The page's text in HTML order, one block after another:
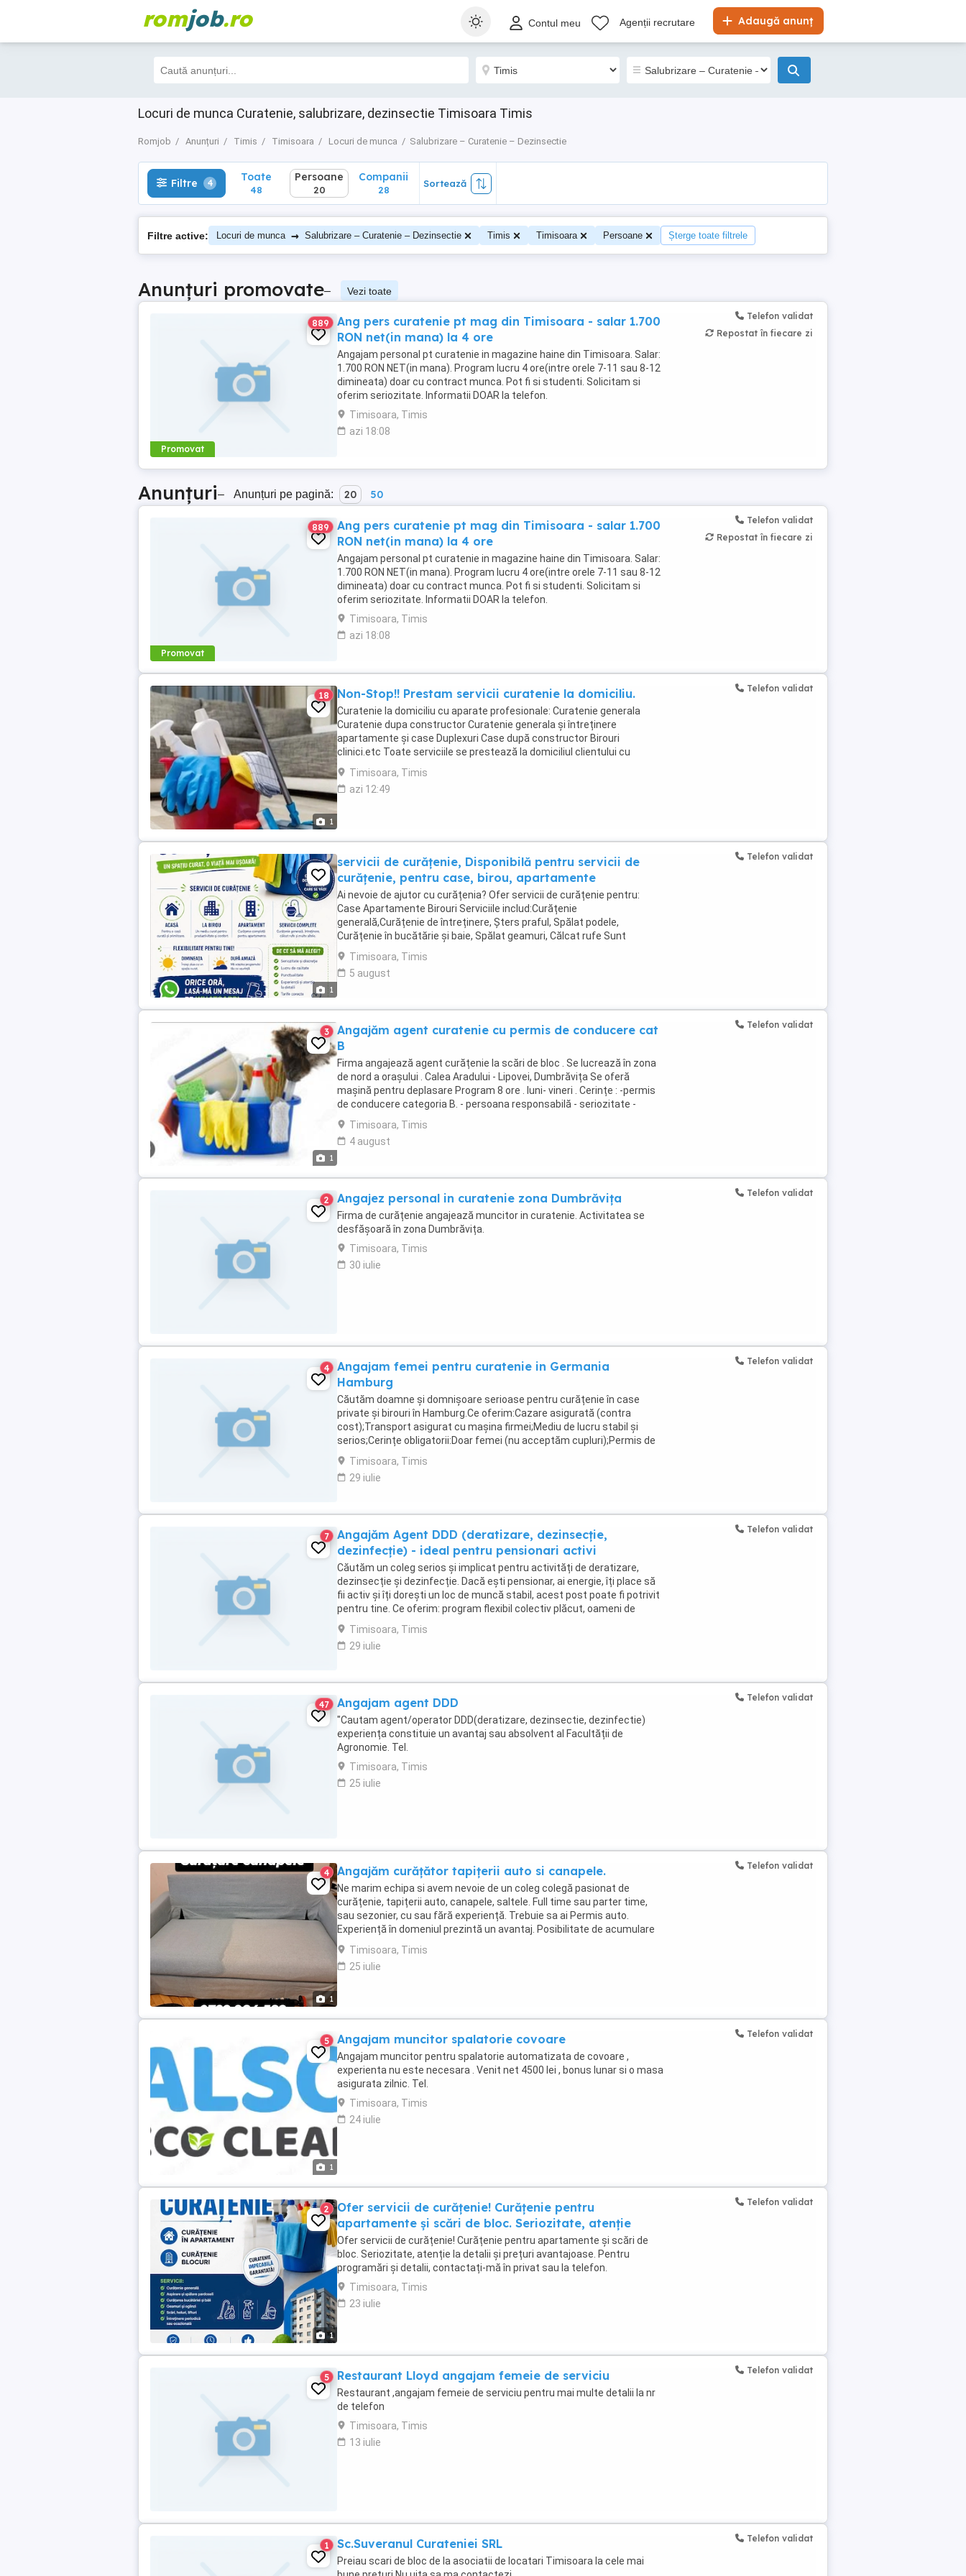
romjob.ro Adaugă anunț
Contul meu Agenții recrutare
Locuri de munca Curatenie, salubrizare, dezinsectie Timisoara Timis
Romjob Anunțuri Timis Timisoara Locuri de munca Salubrizare – Curatenie – Dezinsectie
Filtre 4 Toate
48
Filtre 4 Toate
48
Persoane
20
Companii
28
Sortează
Filtre active: Locuri de munca → Salubrizare – Curatenie – Dezinsectie Timis Timisoara Persoane Șterge toate filtrele
Anunțuri promovate– Vezi toate
Promovat
889
Ang pers curatenie pt mag din Timisoara - salar 1.700
RON net(in mana) la 4 ore
Angajam personal pt curatenie in magazine haine din Timisoara. Salar:
1.700 RON NET(in mana). Program lucru 4 ore(intre orele 7-11 sau 8-12
dimineata) doar cu contract munca. Pot fi si studenti. Solicitam si
oferim seriozitate. Informatii DOAR la telefon.
Timisoara, Timis
azi 18:08
Telefon validat
Repostat în fiecare zi
Anunțuri– Anunțuri pe pagină: 20 50
Promovat
889
Ang pers curatenie pt mag din Timisoara - salar 1.700
RON net(in mana) la 4 ore
Angajam personal pt curatenie in magazine haine din Timisoara. Salar:
1.700 RON NET(in mana). Program lucru 4 ore(intre orele 7-11 sau 8-12
dimineata) doar cu contract munca. Pot fi si studenti. Solicitam si
oferim seriozitate. Informatii DOAR la telefon.
Timisoara, Timis
azi 18:08
Telefon validat
Repostat în fiecare zi
1
18 Non-Stop!! Prestam servicii curatenie la domiciliu.
Curatenie la domiciliu cu aparate profesionale: Curatenie generala
Curatenie dupa constructor Curatenie generala și întreținere
apartamente și case Duplexuri Case după constructor Birouri
clinici.etc Toate serviciile se prestează la domiciliul clientului cu
produsele noastre Curățare
igienizare,saltele,mochete,covoare,canapele,fotolii,scaune ...
Timisoara, Timis
azi 12:49
Telefon validat
1
servicii de curățenie, Disponibilă pentru servicii de
curățenie, pentru case, birou, apartamente
Ai nevoie de ajutor cu curățenia? Ofer servicii de curățenie pentru:
Case Apartamente Birouri Serviciile includ:Curățenie
generală,Curățenie de întreținere, Șters praful, Spălat podele,
Curățenie în bucătărie și baie, Spălat geamuri, Călcat rufe Sunt
disponibilă dimineața, după-amiaza sau la ...
Timisoara, Timis
5 august
Telefon validat
1
3
Angajăm agent curatenie cu permis de conducere cat
B
Firma angajează agent curățenie la scări de bloc . Se lucrează în zona
de nord a orașului . Calea Aradului - Lipovei, Dumbrăvița Se oferă
mașină pentru deplasare Program 8 ore . luni- vineri . Cerințe : -permis
de conducere categoria B. - persoana responsabilă - seriozitate -
atentie ...
Timisoara, Timis
4 august
Telefon validat
2 Angajez personal in curatenie zona Dumbrăvița
Firma de curățenie angajează muncitor in curatenie. Activitatea se
desfășoară în zona Dumbrăvița.
Timisoara, Timis
30 iulie
Telefon validat
4
Angajam femei pentru curatenie in Germania
Hamburg
Căutăm doamne și domnișoare serioase pentru curățenie în case
private și birouri în Hamburg.Ce oferim:Cazare asigurată (contra
cost);Transport asigurat cu mașina firmei;Mediu de lucru stabil și
serios;Cerințe obligatorii:Doar femei (nu acceptăm cupluri);Permis de
conducere categoria B;Nu este necesară ...
Timisoara, Timis
29 iulie
Telefon validat
7
Angajăm Agent DDD (deratizare, dezinsecție,
dezinfecție) - ideal pentru pensionari activi
Căutăm un coleg serios și implicat pentru activități de deratizare,
dezinsecție și dezinfecție. Dacă ești pensionar, ai energie, îți place să
fii activ și îți dorești un loc de muncă stabil, acest post poate fi potrivit
pentru tine. Ce oferim: program flexibil colectiv plăcut, oameni de
treabă ...
Timisoara, Timis
29 iulie
Telefon validat
47 Angajam agent DDD
"Cautam agent/operator DDD(deratizare, dezinsectie, dezinfectie)
experiența constituie un avantaj sau absolvent al Facultății de
Agronomie. Tel.
Timisoara, Timis
25 iulie
Telefon validat
1
4 Angajăm curățător tapițerii auto si canapele.
Ne marim echipa si avem nevoie de un coleg colegă pasionat de
curățenie, tapițerii auto, canapele, saltele. Full time sau parter time,
sau sezonier, cu sau fără experiență. Trebuie sa ai Permis auto.
Experiență în domeniul prezintă un avantaj. Posibilitate de acumulare
de noi Informații. Salar in funcție ...
Timisoara, Timis
25 iulie
Telefon validat
1
5 Angajam muncitor spalatorie covoare
Angajam muncitor pentru spalatorie automatizata de covoare ,
experienta nu este necesara . Venit net 4500 lei , bonus lunar si o masa
asigurata zilnic. Tel.
Timisoara, Timis
24 iulie
Telefon validat
1
2
Ofer servicii de curățenie! Curățenie pentru
apartamente și scări de bloc. Seriozitate, atenție
Ofer servicii de curățenie! Curățenie pentru apartamente și scări de
bloc. Seriozitate, atenție la detalii și prețuri avantajoase. Pentru
programări și detalii, contactați-mă în privat sau la telefon.
Timisoara, Timis
23 iulie
Telefon validat
5 Restaurant Lloyd angajam femeie de serviciu
Restaurant ,angajam femeie de serviciu pentru mai multe detalii la nr
de telefon
Timisoara, Timis
13 iulie
Telefon validat
1 Sc.Suveranul Curateniei SRL
Preiau scari de bloc de la asociatii de locatari Timisoara la cele mai
Telefon validat